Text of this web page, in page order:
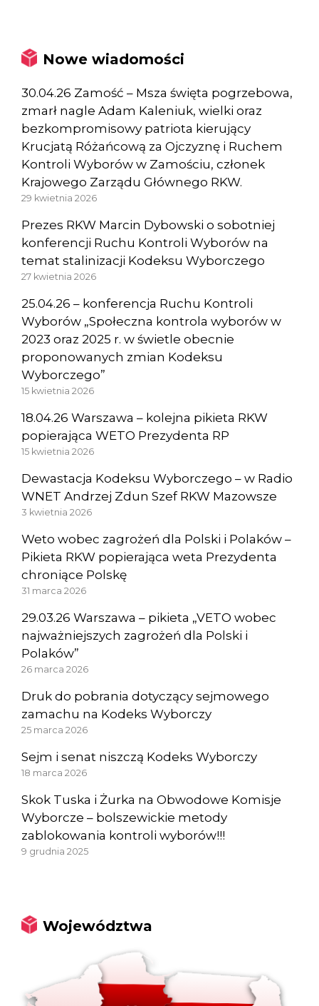
Nowe wiadomości
30.04.26 Zamość – Msza święta pogrzebowa,
zmarł nagle Adam Kaleniuk, wielki oraz
bezkompromisowy patriota kierujący
Krucjatą Różańcową za Ojczyznę i Ruchem
Kontroli Wyborów w Zamościu, członek
Krajowego Zarządu Głównego RKW.
29 kwietnia 2026
Prezes RKW Marcin Dybowski o sobotniej
konferencji Ruchu Kontroli Wyborów na
temat stalinizacji Kodeksu Wyborczego
27 kwietnia 2026
25.04.26 – konferencja Ruchu Kontroli
Wyborów „Społeczna kontrola wyborów w
2023 oraz 2025 r. w świetle obecnie
proponowanych zmian Kodeksu
Wyborczego”
15 kwietnia 2026
18.04.26 Warszawa – kolejna pikieta RKW
popierająca WETO Prezydenta RP
15 kwietnia 2026
Dewastacja Kodeksu Wyborczego – w Radio
WNET Andrzej Zdun Szef RKW Mazowsze
3 kwietnia 2026
Weto wobec zagrożeń dla Polski i Polaków –
Pikieta RKW popierająca weta Prezydenta
chroniące Polskę
31 marca 2026
29.03.26 Warszawa – pikieta „VETO wobec
najważniejszych zagrożeń dla Polski i
Polaków”
26 marca 2026
Druk do pobrania dotyczący sejmowego
zamachu na Kodeks Wyborczy
25 marca 2026
Sejm i senat niszczą Kodeks Wyborczy
18 marca 2026
Skok Tuska i Żurka na Obwodowe Komisje
Wyborcze – bolszewickie metody
zablokowania kontroli wyborów!!!
9 grudnia 2025
Województwa